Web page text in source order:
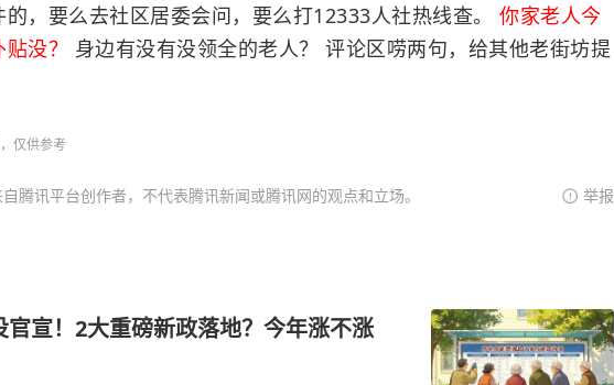
，要么去社区居委会问，要么打12333人社热线查。 你家老人今
没？ 身边有没有没领全的老人？ 评论区唠两句，给其他老街坊提
仅供参考
腾讯平台创作者，不代表腾讯新闻或腾讯网的观点和立场。 举报
官宣！2大重磅新政落地？今年涨不涨